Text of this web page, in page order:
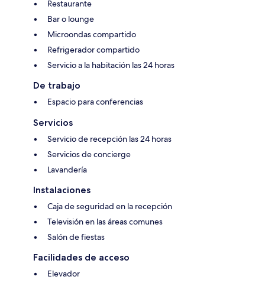
Restaurante
Bar o lounge
Microondas compartido
Refrigerador compartido
Servicio a la habitación las 24 horas
De trabajo
Espacio para conferencias
Servicios
Servicio de recepción las 24 horas
Servicios de concierge
Lavandería
Instalaciones
Caja de seguridad en la recepción
Televisión en las áreas comunes
Salón de fiestas
Facilidades de acceso
Elevador